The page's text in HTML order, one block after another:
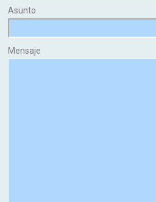
Asunto
Mensaje